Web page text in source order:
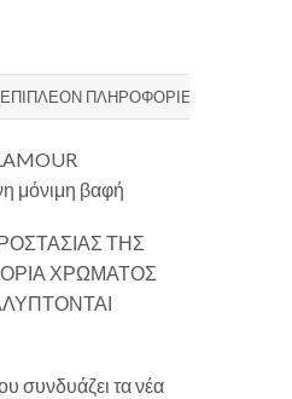
ΕΠΙΠΛΈΟΝ ΠΛΗΡΟΦΟΡΊΕΣ
μόνιμη βαφή
ΤΗΣ
ΧΡΩΜΑΤΟΣ
συνδυάζει τα νέα